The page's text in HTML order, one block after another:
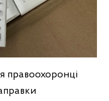
правоохоронці